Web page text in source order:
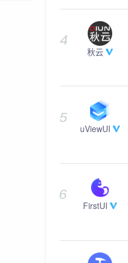
秋云
uViewUI
FirstUI